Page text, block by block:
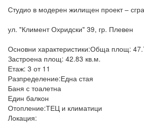
Студио в модерен жилищен проект –
ул. "Климент Охридски" 39, гр. Плевен
Основни характеристики:Обща площ:
Застроена площ: 42.83 кв.м.
Етаж: 3 от 11
Разпределение:Една стая
Баня с тоалетна
Един балкон
Отопление:ТЕЦ и климатици
Локация: